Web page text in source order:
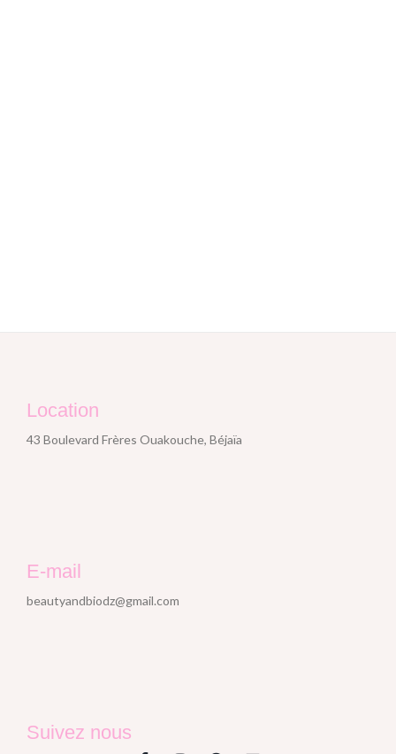
Location
43 Boulevard Frères Ouakouche, Béjaïa
E-mail
beautyandbiodz@gmail.com
Suivez nous